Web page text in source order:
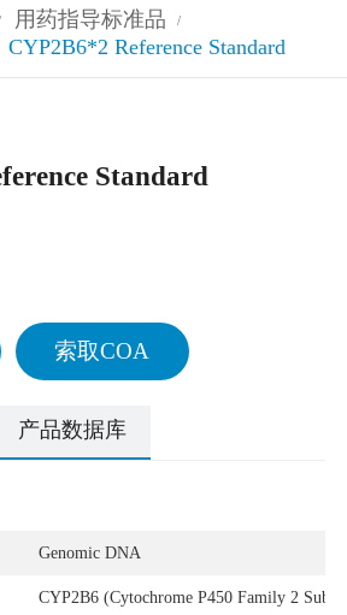
用药指导标准品 /
CYP2B6*2 Reference Standard
Standard
索取COA
产品数据库
Genomic DNA
CYP2B6 (Cytochrome P450 Family 2